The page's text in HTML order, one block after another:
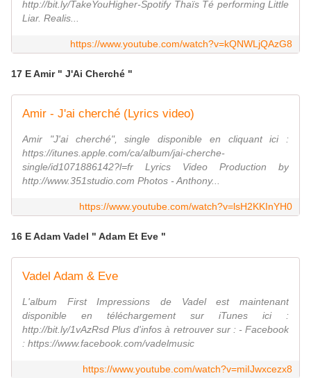
http://bit.ly/TakeYouHigher-Spotify Thaïs Té performing Little
Liar. Realis...
https://www.youtube.com/watch?v=kQNWLjQAzG8
17 E Amir " J'Ai Cherché "
Amir - J'ai cherché (Lyrics video)
Amir "J'ai cherché", single disponible en cliquant ici :
https://itunes.apple.com/ca/album/jai-cherche-
single/id1071886142?l=fr Lyrics Video Production by
http://www.351studio.com Photos - Anthony...
https://www.youtube.com/watch?v=lsH2KKInYH0
16 E Adam Vadel " Adam Et Eve "
Vadel Adam & Eve
L'album First Impressions de Vadel est maintenant
disponible en téléchargement sur iTunes ici :
http://bit.ly/1vAzRsd Plus d'infos à retrouver sur : - Facebook
: https://www.facebook.com/vadelmusic
https://www.youtube.com/watch?v=miIJwxcezx8